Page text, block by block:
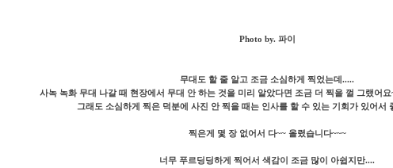
Photo by. 파이
무대도 할 줄 알고 조금 소심하게 찍었는데.....
사녹 녹화 무대 나갈 때 현장에서 무대 안 하는 것을 미리 알았다면 조금 더 찍을 껄 그랬어
그래도 소심하게 찍은 덕분에 사진 안 찍을 때는 인사를 할 수 있는 기회가 있어서
찍은게 몇 장 없어서 다~~ 올렸습니다~~~
너무 푸르딩딩하게 찍어서 색감이 조금 많이 아쉽지만....